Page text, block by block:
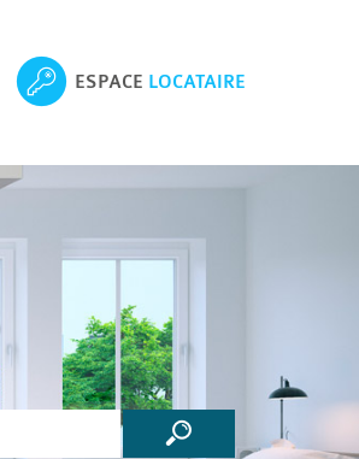
ESPACE LOCATAIRE